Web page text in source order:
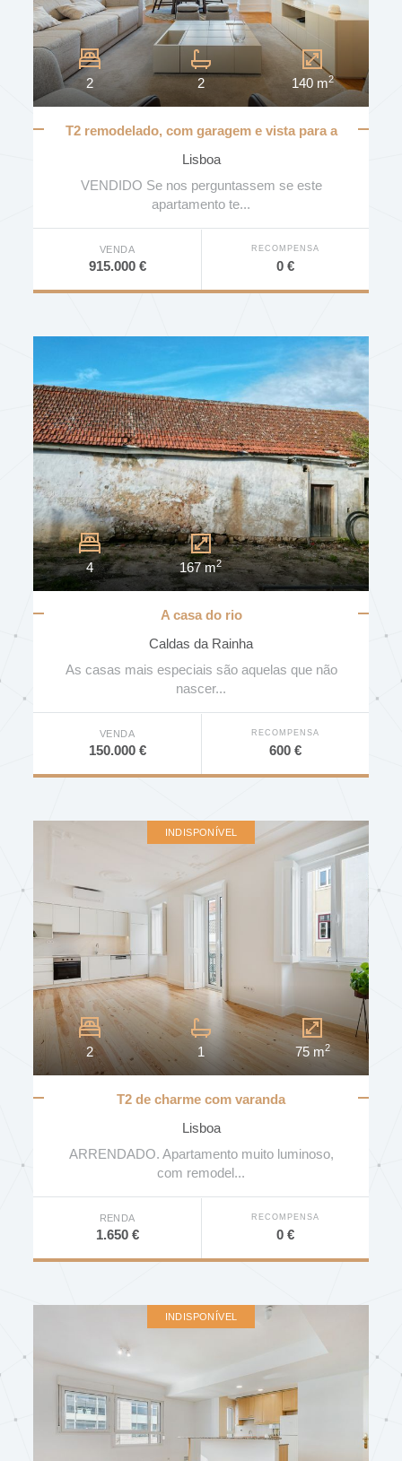
2 2 140 m2
T2 remodelado, com garagem e vista para a
Lisboa
VENDIDO Se nos perguntassem se este
apartamento te...
VENDA
915.000 €
RECOMPENSA
0 €
4 167 m2
A casa do rio
Caldas da Rainha
As casas mais especiais são aquelas que não
nascer...
VENDA
150.000 €
RECOMPENSA
600 €
INDISPONÍVEL
2 1 75 m2
T2 de charme com varanda
Lisboa
ARRENDADO. Apartamento muito luminoso,
com remodel...
RENDA
1.650 €
RECOMPENSA
0 €
INDISPONÍVEL